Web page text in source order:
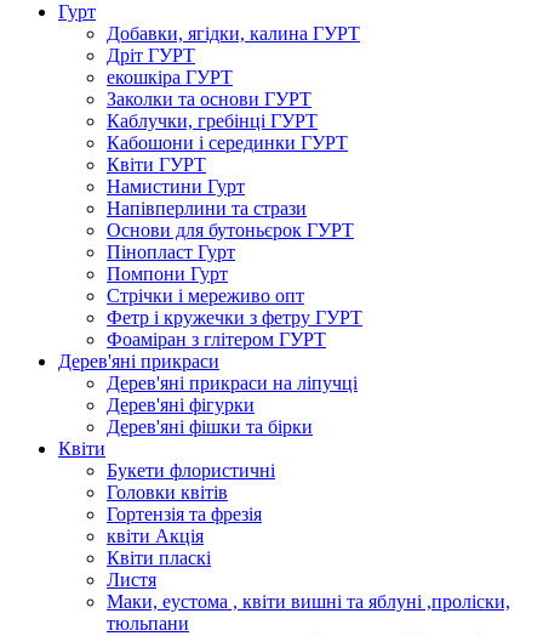
Гурт
Добавки, ягідки, калина ГУРТ
Дріт ГУРТ
екошкіра ГУРТ
Заколки та основи ГУРТ
Каблучки, гребінці ГУРТ
Кабошони і серединки ГУРТ
Квіти ГУРТ
Намистини Гурт
Напівперлини та стрази
Основи для бутоньєрок ГУРТ
Пінопласт Гурт
Помпони Гурт
Стрічки і мереживо опт
Фетр і кружечки з фетру ГУРТ
Фоаміран з глітером ГУРТ
Дерев'яні прикраси
Дерев'яні прикраси на ліпучці
Дерев'яні фігурки
Дерев'яні фішки та бірки
Квіти
Букети флористичні
Головки квітів
Гортензія та фрезія
квіти Акція
Квіти пласкі
Листя
Маки, еустома , квіти вишні та яблуні ,проліски,
тюльпани